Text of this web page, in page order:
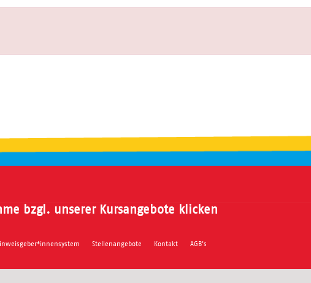
bzgl. unserer Kursangebote klicken
Stellenangebote Kontakt AGB's